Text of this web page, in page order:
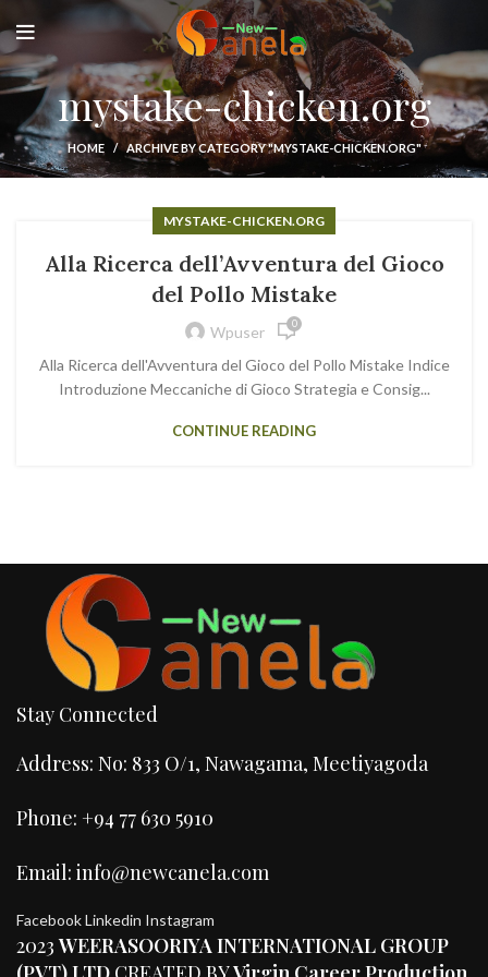
mystake-chicken.org
HOME ARCHIVE BY CATEGORY "MYSTAKE-CHICKEN.ORG"
MYSTAKE-CHICKEN.ORG
Alla Ricerca dell’Avventura del Gioco
del Pollo Mistake
Wpuser 0
Alla Ricerca dell'Avventura del Gioco del Pollo Mistake Indice
Introduzione Meccaniche di Gioco Strategia e Consig...
CONTINUE READING
Stay Connected
Address: No: 833 O/1, Nawagama, Meetiyagoda
Phone: +94 77 630 5910
Email: info@newcanela.com
FacebookLinkedin Instagram
2023 WEERASOORIYA INTERNATIONAL GROUP